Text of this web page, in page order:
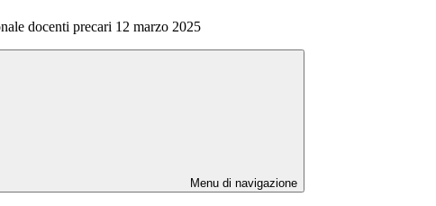
docenti precari 12 marzo 2025
Menu di navigazione